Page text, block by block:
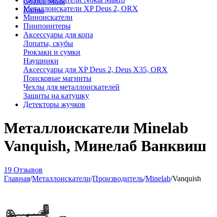
Karma
Металлоискатели XP Deus 2, ORX
Миноискатели
Пинпоинтеры
Аксессуары для копа
Лопаты, скубы
Рюкзаки и сумки
Наушники
Аксессуары для XP Deus 2, Deus X35, ORX
Поисковые магниты
Чехлы для металлоискателей
Защиты на катушку
Детекторы жучков
Металлоискатели Minelab
Vanquish, Минелаб Ванквиш
19 Отзывов
Главная/Металлоискатели/Производитель/Minelab/Vanquish